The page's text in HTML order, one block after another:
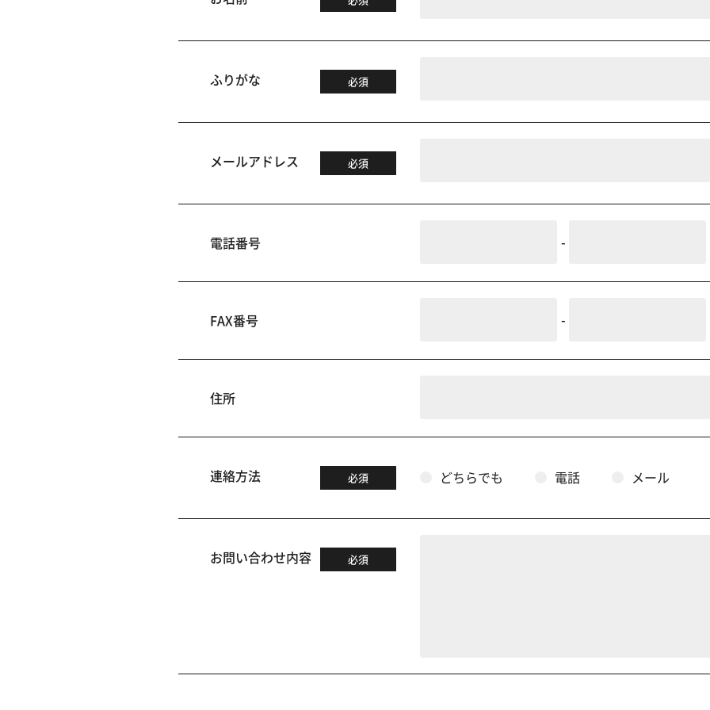
ふりがな 必須
メールアドレス 必須
電話番号 -
FAX番号 -
住所
連絡方法 必須 どちらでも 電話 メール
お問い合わせ内容 必須